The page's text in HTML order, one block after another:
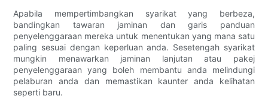
Apabila mempertimbangkan syarikat yang berbeza,
bandingkan tawaran jaminan dan garis panduan
penyelenggaraan mereka untuk menentukan yang mana satu
paling sesuai dengan keperluan anda. Sesetengah syarikat
mungkin menawarkan jaminan lanjutan atau pakej
penyelenggaraan yang boleh membantu anda melindungi
pelaburan anda dan memastikan kaunter anda kelihatan
seperti baru.